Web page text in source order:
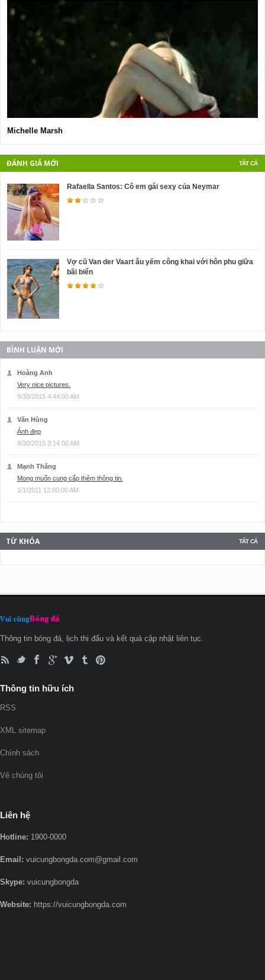
Michelle Marsh
TẤT CẢ
ĐÁNH GIÁ MỚI
Rafaella Santos: Cô em gái sexy của Neymar
Vợ cũ Van der Vaart âu yếm công khai với hôn phu giữa
bãi biển
BÌNH LUẬN MỚI
Hoàng Anh
Very nice pictures.
9/30/2015 4:44:00 AM
Văn Hùng
Ảnh đẹp
9/30/2015 3:14:00 AM
Mạnh Thắng
Mong muốn cung cấp thêm thông tin.
1/1/2011 12:00:00 AM
TẤT CẢ
TỪ KHÓA
Thông tin bóng đá, lịch thi đấu và kết quả cập nhật liên tục.
Thông tin hữu ích
RSS
XML sitemap
Chính sách
Vê chúng tôi
Liên hệ
Hotline: 1900-0000
Email: vuicungbongda.com@gmail.com
Skype: vuicungbongda
Website: https://vuicungbongda.com